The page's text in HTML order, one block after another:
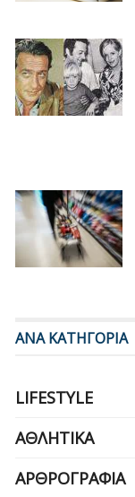
ΑΝΑ ΚΑΤΗΓΟΡΙΑ
LIFESTYLE
ΑΘΛΗΤΙΚΆ
ΑΡΘΡΟΓΡΑΦΊΑ